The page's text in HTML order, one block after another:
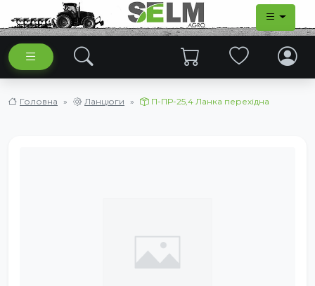
Головна Ланцюги П-ПР-25,4 Ланка перехідна